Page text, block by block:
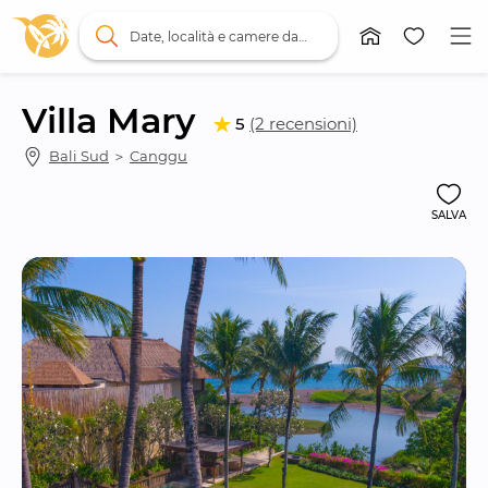
Villa Mary 5 (2 recensioni)
Bali Sud ＞ Canggu
SALVA